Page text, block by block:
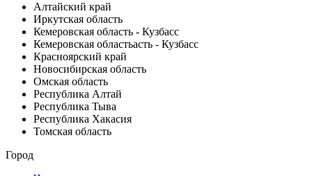
Алтайский край
Иркутская область
Кемеровская область - Кузбасс
Кемеровская областьасть - Кузбасс
Красноярский край
Новосибирская область
Омская область
Республика Алтай
Республика Тыва
Республика Хакасия
Томская область
Город